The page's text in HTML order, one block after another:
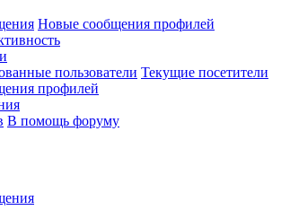
Новые сообщения профилей
пользователи Текущие посетители
профилей
В помощь форуму